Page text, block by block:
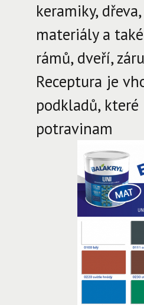
keramiky,
materiály a
rámů, dveří,
Receptura je
podkladů,
potravinam